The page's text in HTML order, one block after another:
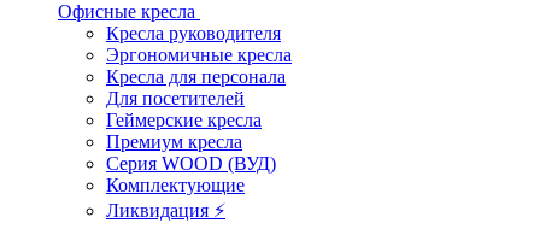
Офисные кресла
Кресла руководителя
Эргономичные кресла
Кресла для персонала
Для посетителей
Геймерские кресла
Премиум кресла
Серия WOOD (ВУД)
Комплектующие
Ликвидация ⚡